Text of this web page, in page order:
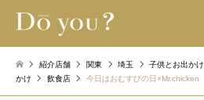
紹介店舗 関東 埼玉 子供とお出かけ
かけ
飲食店 今日はおむすびの日×Mr.chicken